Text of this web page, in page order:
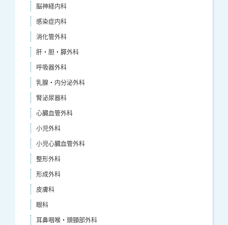
脳神経内科
感染症内科
消化管外科
肝・胆・膵外科
呼吸器外科
乳腺・内分泌外科
腎泌尿器科
心臓血管外科
小児外科
小児心臓血管外科
整形外科
形成外科
皮膚科
眼科
耳鼻咽喉・頭頸部外科